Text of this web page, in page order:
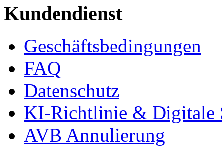
Kundendienst
Geschäftsbedingungen
FAQ
Datenschutz
KI-Richtlinie & Digitale
AVB Annulierung